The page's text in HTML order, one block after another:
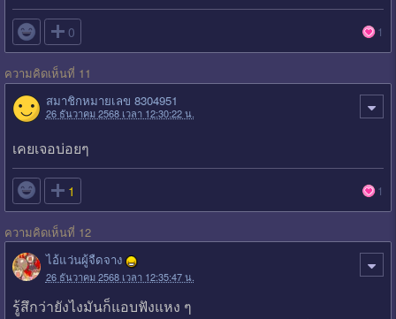
 0 1
ความคิดเห็นที่ 11
สมาชิกหมายเลข 8304951
26 ธันวาคม 2568 เวลา 12:30:22 น.
เคยเจอบ่อยๆ
 1 1
ความคิดเห็นที่ 12
ไอ้แว่นผู้จืดจาง
26 ธันวาคม 2568 เวลา 12:35:47 น.
รู้สึกว่ายังไงมันก็แอบฟังแหง ๆ